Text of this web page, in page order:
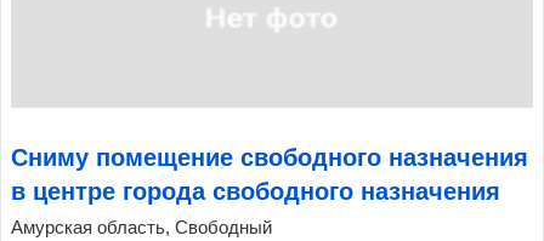
Сниму помещение свободного назначения
в центре города свободного назначения
Амурская область, Свободный